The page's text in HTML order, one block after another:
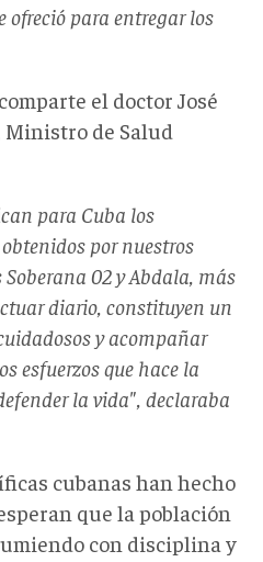
ofreció para entregar los
el doctor José
de Salud
para Cuba los
por nuestros
02 y Abdala, más
diario, constituyen un
y acompañar
esfuerzos que hace la
la vida", declaraba
cubanas han hecho
que la población
con disciplina y